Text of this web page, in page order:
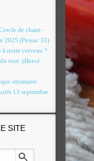
de chant-
2025 (Pessac 33)
notre cerveau ?
tout. (Hervé
ottomane
13 septembre
SITE